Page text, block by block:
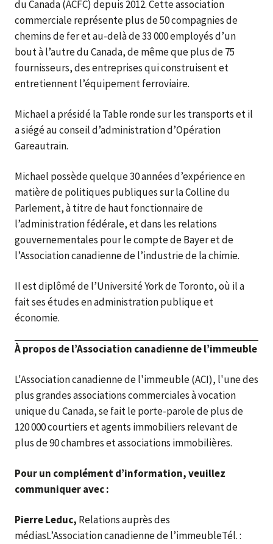
du Canada (ACFC) depuis 2012. Cette association
commerciale représente plus de 50 compagnies de
chemins de fer et au-delà de 33 000 employés d’un
bout à l’autre du Canada, de même que plus de 75
fournisseurs, des entreprises qui construisent et
entretiennent l’équipement ferroviaire.
Michael a présidé la Table ronde sur les transports et il
a siégé au conseil d’administration d’Opération
Gareautrain.
Michael possède quelque 30 années d’expérience en
matière de politiques publiques sur la Colline du
Parlement, à titre de haut fonctionnaire de
l’administration fédérale, et dans les relations
gouvernementales pour le compte de Bayer et de
l’Association canadienne de l’industrie de la chimie.
Il est diplômé de l’Université York de Toronto, où il a
fait ses études en administration publique et
économie.
À propos de l’Association canadienne de l’immeuble
L'Association canadienne de l'immeuble (ACI), l'une des
plus grandes associations commerciales à vocation
unique du Canada, se fait le porte-parole de plus de
120 000 courtiers et agents immobiliers relevant de
plus de 90 chambres et associations immobilières.
Pour un complément d’information, veuillez
communiquer avec :
Pierre Leduc, Relations auprès des
médiasL’Association canadienne de l’immeubleTél. :